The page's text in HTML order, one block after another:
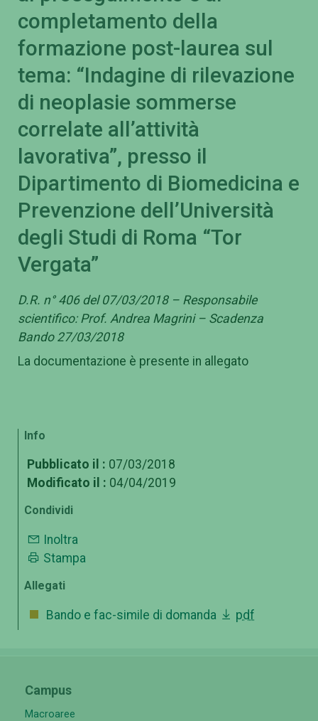
completamento della
formazione post-laurea sul
tema: “Indagine di rilevazione
di neoplasie sommerse
correlate all’attività
lavorativa”, presso il
Dipartimento di Biomedicina e
Prevenzione dell’Università
degli Studi di Roma “Tor
Vergata”
D.R. n° 406 del 07/03/2018 – Responsabile
scientifico: Prof. Andrea Magrini – Scadenza
Bando 27/03/2018
La documentazione è presente in allegato
Info
Pubblicato il : 07/03/2018
Modificato il : 04/04/2019
Condividi
Inoltra
Stampa
Allegati
Bando e fac-simile di domanda pdf
Campus
Macroaree